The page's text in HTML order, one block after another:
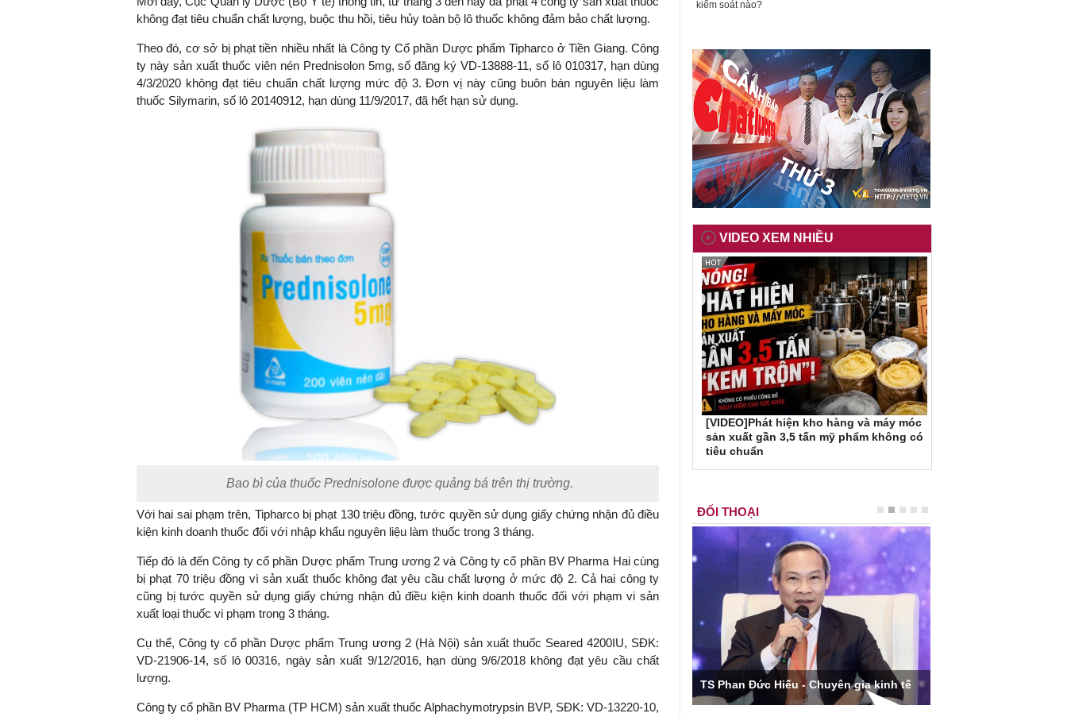
không đạt tiêu chuẩn chất lượng, buộc thu hồi, tiêu hủy toàn bộ lô thuốc không đảm bảo chất lượng.
Theo đó, cơ sở bị phạt tiền nhiều nhất là Công ty Cổ phần Dược phẩm Tipharco ở Tiền Giang. Công
ty này sản xuất thuốc viên nén Prednisolon 5mg, số đăng ký VD-13888-11, số lô 010317, hạn dùng
4/3/2020 không đạt tiêu chuẩn chất lượng mức độ 3. Đơn vị này cũng buôn bán nguyên liệu làm
thuốc Silymarin, số lô 20140912, hạn dùng 11/9/2017, đã hết hạn sử dụng.
Bao bì của thuốc Prednisolone được quảng bá trên thị trường.
Với hai sai phạm trên, Tipharco bị phạt 130 triệu đồng, tước quyền sử dụng giấy chứng nhận đủ điều
kiện kinh doanh thuốc đối với nhập khẩu nguyên liệu làm thuốc trong 3 tháng.
Tiếp đó là đến Công ty cổ phần Dược phẩm Trung ương 2 và Công ty cổ phần BV Pharma Hai cùng
bị phạt 70 triệu đồng vì sản xuất thuốc không đạt yêu cầu chất lượng ở mức độ 2. Cả hai công ty
cũng bị tước quyền sử dụng giấy chứng nhận đủ điều kiện kinh doanh thuốc đối với phạm vi sản
xuất loại thuốc vi phạm trong 3 tháng.
Cụ thể, Công ty cổ phần Dược phẩm Trung ương 2 (Hà Nội) sản xuất thuốc Seared 4200IU, SĐK:
VD-21906-14, số lô 00316, ngày sản xuất 9/12/2016, hạn dùng 9/6/2018 không đạt yêu cầu chất
lượng.
Công ty cổ phần BV Pharma (TP HCM) sản xuất thuốc Alphachymotrypsin BVP, SĐK: VD-13220-10,
kiểm soát nào?
VIDEO XEM NHIỀU
[VIDEO]Phát hiện kho hàng và máy móc
sản xuất gần 3,5 tấn mỹ phẩm không có
tiêu chuẩn
ĐỐI THOẠI
TS Phan Đức Hiếu - Chuyên gia kinh tế